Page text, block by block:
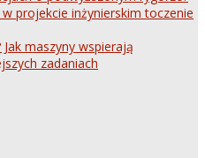
w projekcie inżynierskim toczenie
maszyny wspierają
zadaniach